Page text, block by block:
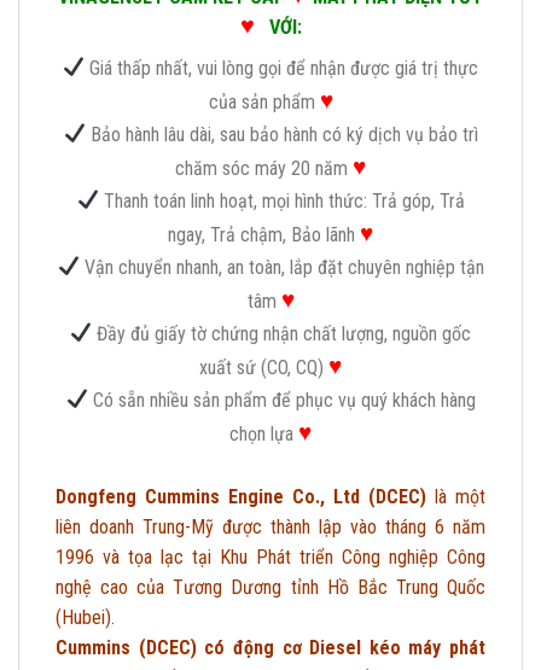
♥
VỚI:
Giá thấp nhất, vui lòng gọi để nhận được giá trị thực
của sản phẩm ♥
Bảo hành lâu dài, sau bảo hành có ký dịch vụ bảo trì
chăm sóc máy 20 năm ♥
Thanh toán linh hoạt, mọi hình thức: Trả góp, Trả
ngay, Trả chậm, Bảo lãnh ♥
Vận chuyển nhanh, an toàn, lắp đặt chuyên nghiệp tận
tâm ♥
Đầy đủ giấy tờ chứng nhận chất lượng, nguồn gốc
xuất sứ (CO, CQ) ♥
Có sẵn nhiều sản phẩm để phục vụ quý khách hàng
chọn lựa ♥
Dongfeng Cummins Engine Co., Ltd (DCEC) là một
liên doanh Trung-Mỹ được thành lập vào tháng 6 năm
1996 và tọa lạc tại Khu Phát triển Công nghiệp Công
nghệ cao của Tương Dương tỉnh Hồ Bắc Trung Quốc
(Hubei).
Cummins (DCEC) có động cơ Diesel kéo máy phát